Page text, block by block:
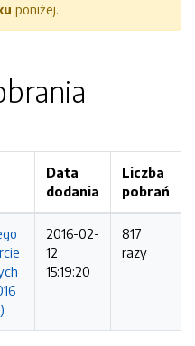
poniżej.
Data
dodania
Liczba
pobrań
2016-02-
12
15:19:20
817
razy